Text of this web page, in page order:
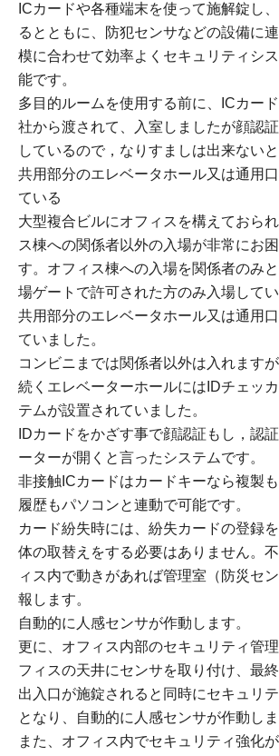
ICカードや各種端末を使って施解錠し
るとともに、防犯センサなどの設備に
模に合わせて効率よくセキュリティシ
能です。
多目的ルームを使用する前に、ICカー
社から渡されて、入室しましたが顔認
しているので，なりすましは出来ないと
共用部分のエレベータホール又は通用
ている
大型複合ビルにオフィスを構えておら
ス棟への関係者以外の入場が非常にお
す。オフィス棟への入場を関係者のみ
場ゲートで許可された方のみ入場してい
共用部分のエレベータホール又は通用
ていました。
コンビニまでは関係者以外は入れます
続くエレベーターホールにはIDチェッ
テムが設置されていました。
IDカードをかざす事で顔認証もし，認
ーターが開くと言ったシステムです。
非接触ICカードはカードキーなら複製
履歴もパソコンと連動で可能です。
カード紛失時には、紛失カードの登録
体の取替えをする必要はありません。
ィス内で動きがあれば管理室（防災セ
報します。
自動的に人感センサが作動します。
更に、オフィス内部のセキュリティ管
フィスの天井にセンサを取り付け、最終
出入口が施錠されると同時にセキュリ
となり、自動的に人感センサが作動しま
また、オフィス内でセキュリティ強化